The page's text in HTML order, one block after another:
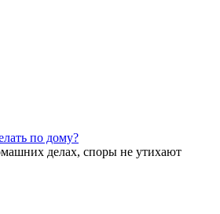
по дому?
делах, споры не утихают